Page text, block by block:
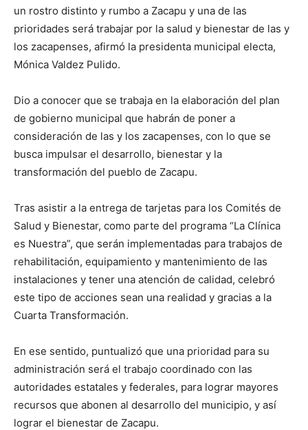
un rostro distinto y rumbo a Zacapu y una de las
prioridades será trabajar por la salud y bienestar de las y
los zacapenses, afirmó la presidenta municipal electa,
Mónica Valdez Pulido.
Dio a conocer que se trabaja en la elaboración del plan
de gobierno municipal que habrán de poner a
consideración de las y los zacapenses, con lo que se
busca impulsar el desarrollo, bienestar y la
transformación del pueblo de Zacapu.
Tras asistir a la entrega de tarjetas para los Comités de
Salud y Bienestar, como parte del programa “La Clínica
es Nuestra”, que serán implementadas para trabajos de
rehabilitación, equipamiento y mantenimiento de las
instalaciones y tener una atención de calidad, celebró
este tipo de acciones sean una realidad y gracias a la
Cuarta Transformación.
En ese sentido, puntualizó que una prioridad para su
administración será el trabajo coordinado con las
autoridades estatales y federales, para lograr mayores
recursos que abonen al desarrollo del municipio, y así
lograr el bienestar de Zacapu.